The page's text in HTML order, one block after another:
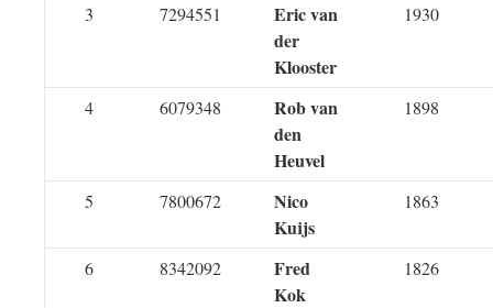
3 7294551
Eric van
der
Klooster
1930
4 6079348
Rob van
den
Heuvel
1898
5 7800672
Nico
Kuijs
1863
6 8342092
Fred
Kok
1826